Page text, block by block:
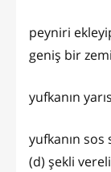
peyniri
geniş bir
yufkanın
yufkanın sos
(d) şekli